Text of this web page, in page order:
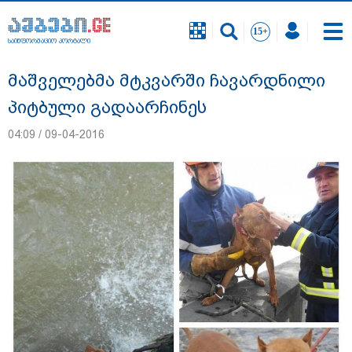
საინფორმაციო პორტალი
18 წელი აგვისტოს ომიდან - ტრაგიკული
მოვლენების ქრონოლოგია, რომელიც
შესაძლოა, აღარ გვახსოვს
საინფორმაციო პორტალი
მაშველებმა მტკვარში ჩავარდნილი
პიტბული გადაარჩინეს
04:09 / 09-04-2016